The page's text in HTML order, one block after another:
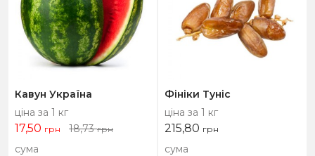
Кавун Україна
ціна за 1 кг
17,50 грн 18,73грн
сума
Фініки Туніс
ціна за 1 кг
215,80 грн
сума